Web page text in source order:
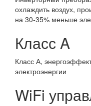
охлаждить воздух,
на 30-35% меньше
Класс A
Класс А,
электроэнергии
WiFi